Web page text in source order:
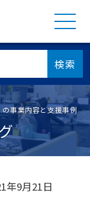
検索
事業内容と支援事例
年9月21日